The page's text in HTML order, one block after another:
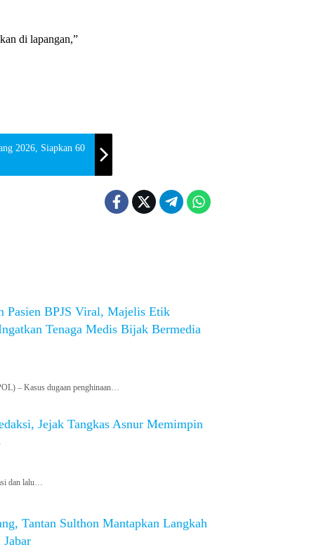
di lapangan,”
2026, Siapkan 60
Pasien BPJS Viral, Majelis Etik
Tenaga Medis Bijak Bermedia
– Kasus dugaan penghinaan…
Jejak Tangkas Asnur Memimpin
dan lalu…
Tantan Sulthon Mantapkan Langkah